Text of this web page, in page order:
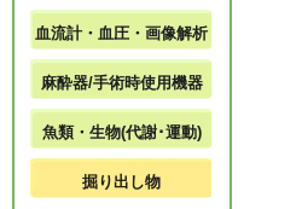
血流計・血圧・画像解析
麻酔器/手術時使用機器
魚類・生物(代謝･運動)
掘り出し物